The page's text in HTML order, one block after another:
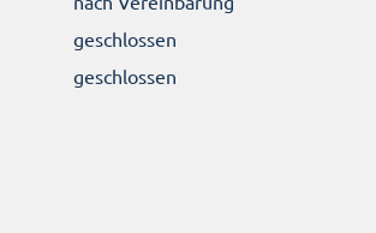
geschlossen
geschlossen